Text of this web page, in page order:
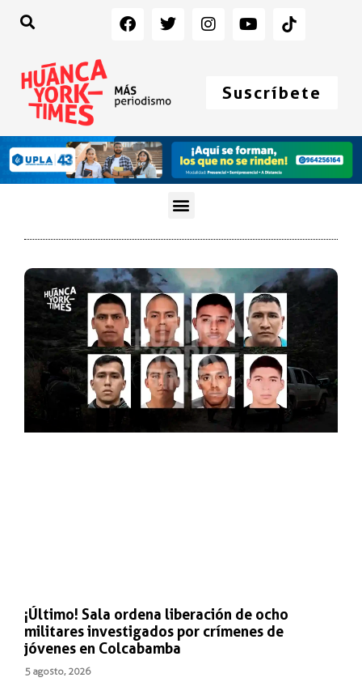
Suscríbete
¡Último! Sala ordena liberación de ocho
militares investigados por crímenes de
jóvenes en Colcabamba
5 agosto, 2026